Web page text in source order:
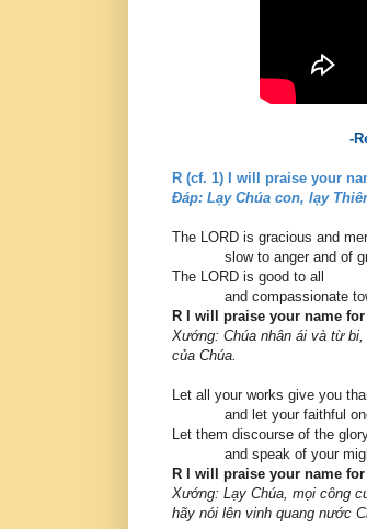
-
R (cf. 1) I will praise your
Ðáp: Lạy Chúa con, lạy
The LORD is gracious and
slow to anger and of
The LORD is good to all
and compassionate
R I will praise your name
Xướng: Chúa nhân ái và từ
của Chúa.
Let all your works give you
and let your faithful
Let them discourse of the
and speak of your
R I will praise your name
Xướng: Lạy Chúa, mọi công
hãy nói lên vinh quang nước